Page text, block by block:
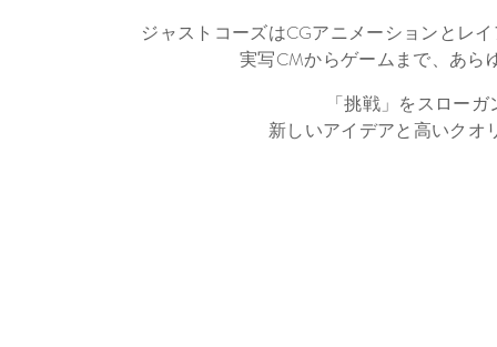
ジャストコーズはCGアニメーションとレ
実写CMからゲームまで、 あら
「挑戦 」 をスローガ
新しいアイデアと高いクオ